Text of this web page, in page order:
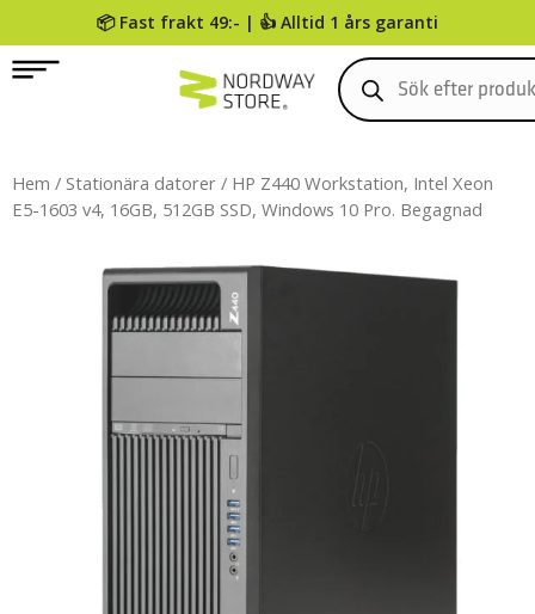
📦 Fast frakt 49:- | 👍 Alltid 1 års garanti
0
Hem / Stationära datorer / HP Z440 Workstation, Intel Xeon
E5-1603 v4, 16GB, 512GB SSD, Windows 10 Pro. Begagnad